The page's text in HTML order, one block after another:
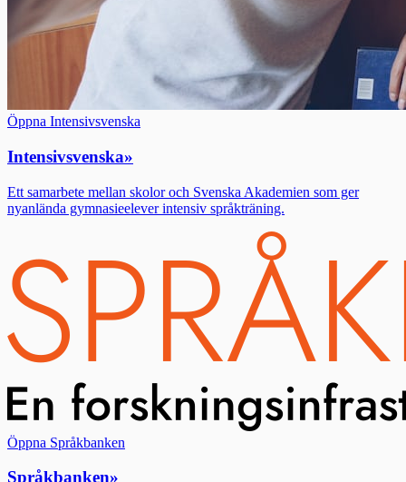
Öppna Intensivsvenska
Intensivsvenska»
Ett samarbete mellan skolor och Svenska Akademien som ger
nyanlända gymnasieelever intensiv språkträning.
Öppna Språkbanken
Språkbanken»